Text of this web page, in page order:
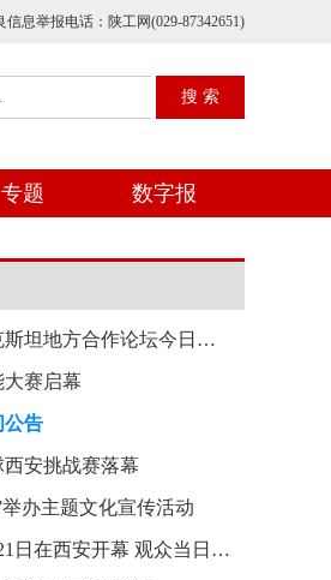
信息举报电话：陕工网(029-87342651)
专题 数字报
第三届中国—乌兹别克斯坦地方合作论坛今日在西安
大赛启幕
公告
西安挑战赛落幕
办主题文化宣传活动
第十届丝博会将于5月21日在西安开幕 观众当日11时